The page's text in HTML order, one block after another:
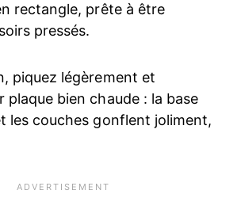
rectangle, prête à être
pressés.
piquez légèrement et
plaque bien chaude : la base
les couches gonflent joliment,